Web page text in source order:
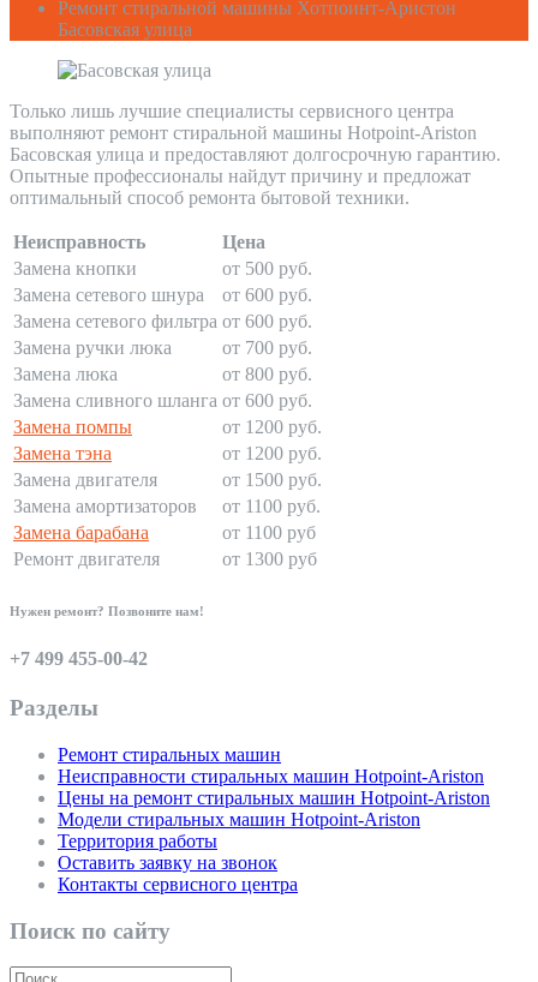
Ремонт стиральной машины Хотпоинт-Аристон
Басовская улица
Только лишь лучшие специалисты сервисного центра
выполняют ремонт стиральной машины Hotpoint-Ariston
Басовская улица и предоставляют долгосрочную гарантию.
Опытные профессионалы найдут причину и предложат
оптимальный способ ремонта бытовой техники.
Неисправность
Цена
Замена кнопки
от 500 руб.
Замена сетевого шнура
от 600 руб.
Замена сетевого фильтра от 600 руб.
Замена ручки люка
от 700 руб.
Замена люка
от 800 руб.
Замена сливного шланга от 600 руб.
Замена помпы
от 1200 руб.
Замена тэна
от 1200 руб.
Замена двигателя
от 1500 руб.
Замена амортизаторов
от 1100 руб.
Замена барабана
от 1100 руб
Ремонт двигателя
от 1300 руб
Нужен ремонт? Позвоните нам!
+7 499 455-00-42
Разделы
Ремонт стиральных машин
Неисправности стиральных машин Hotpoint-Ariston
Цены на ремонт стиральных машин Hotpoint-Ariston
Модели стиральных машин Hotpoint-Ariston
Территория работы
Оставить заявку на звонок
Контакты сервисного центра
Поиск по сайту